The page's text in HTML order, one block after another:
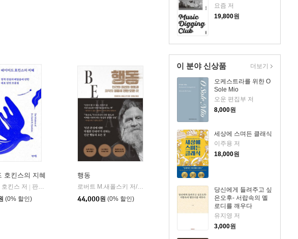
요즘 저
19,800원
이 분야 신상품
오케스트라를 위한 O
Sole Mio
오운 편집부 저
8,000원
세상에 스며든 클래식
이주용 저
18,000원
당신에게 들려주고 싶
은오후- 서랍속의 멜
로디를 깨우다
유지영 저
3,000원
더보기
호킨스의 지혜
킨스 저 | 판미동
(0% 할인)
행동
문학동네
44,000원 (0% 할인)